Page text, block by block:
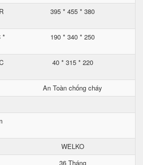
395 * 455 * 380
*
190 * 340 * 250
40 * 315 * 220
An Toàn chống cháy
WELKO
36 Tháng